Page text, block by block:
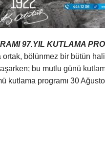
97.YIL KUTLAMA
ortak, bölünmez bir bütün
bu mutlu günü
kutlama programı 30